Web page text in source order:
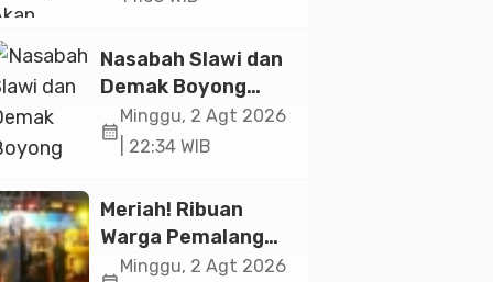
Istiqlal
Nasabah Slawi dan
Demak Boyong
Toyota Innova
Zenix Hybrid di
Bima Bank Jateng
calendar_month
Minggu, 2 Agt 2026
| 22:34 WIB
Meriah! Ribuan
Warga Pemalang
Padati Kirab
Minggu, 2 Agt 2026